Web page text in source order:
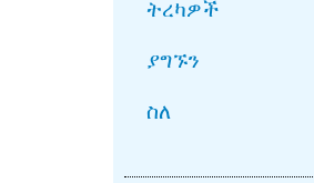
ትረካዎች
ያግኙን
ስለ